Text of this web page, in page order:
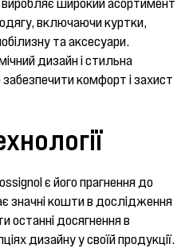
широкий асортимент
включаючи куртки,
та аксесуари.
дизайн і стильна
комфорт і захист
є його прагнення до
значні кошти в дослідження
останні досягнення в
дизайну у своїй продукції.